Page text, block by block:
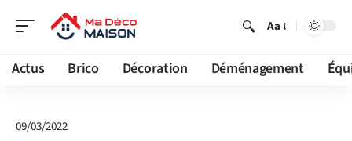
Aa
Actus Brico Décoration Déménagement
09/03/2022